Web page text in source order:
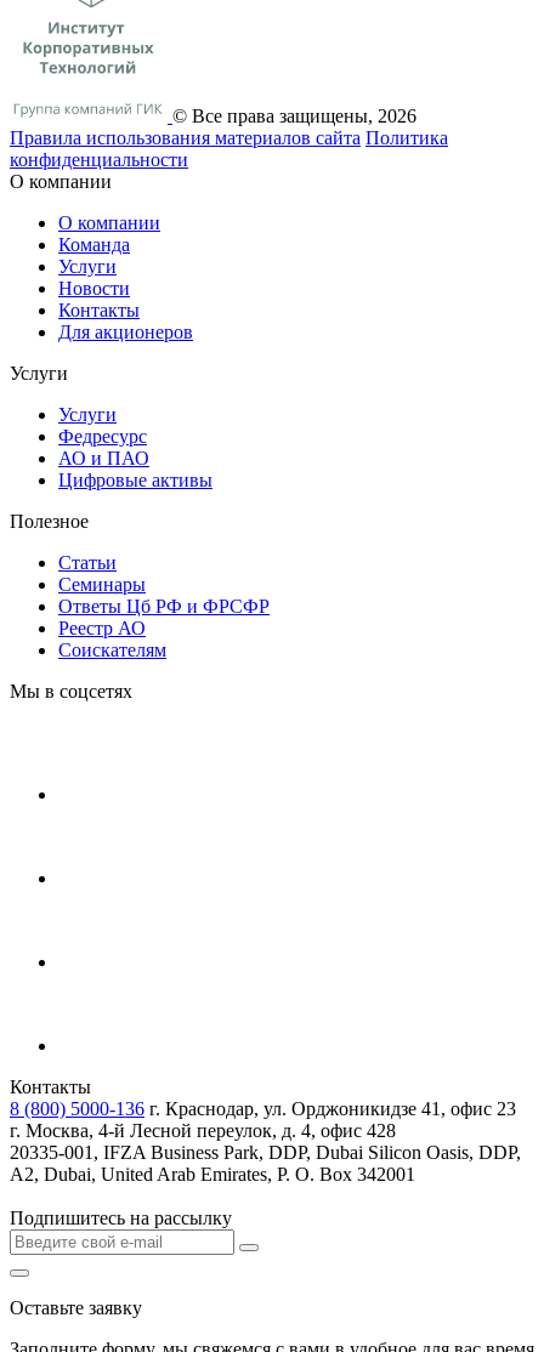
© Все права защищены, 2026
Правила использования материалов сайта Политика
конфиденциальности
О компании
О компании
Команда
Услуги
Новости
Контакты
Для акционеров
Услуги
Услуги
Федресурс
АО и ПАО
Цифровые активы
Полезное
Статьи
Cеминары
Ответы Цб РФ и ФРСФР
Реестр АО
Соискателям
Мы в соцсетях
Контакты
8 (800) 5000-136 г. Краснодар, ул. Орджоникидзе 41, офис 23
г. Москва, 4-й Лесной переулок, д. 4, офис 428
20335-001, IFZA Business Park, DDP, Dubai Silicon Oasis, DDP,
A2, Dubai, United Arab Emirates, P. O. Box 342001
Подпишитесь на рассылку
Оставьте заявку